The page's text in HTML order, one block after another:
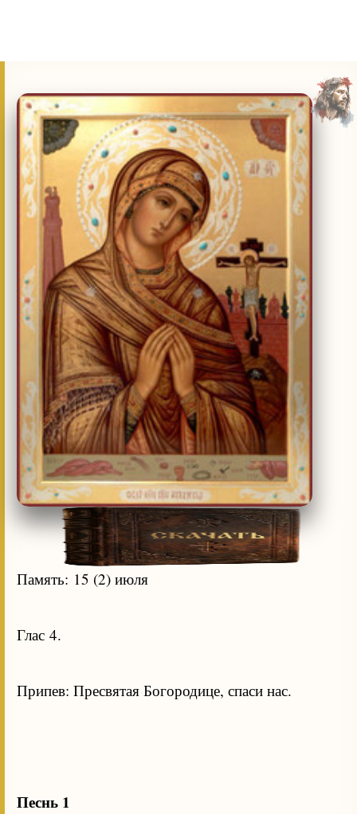
Память: 15 (2) июля
Глас 4.
Припев: Пресвятая Богородице, спаси нас.
Песнь 1